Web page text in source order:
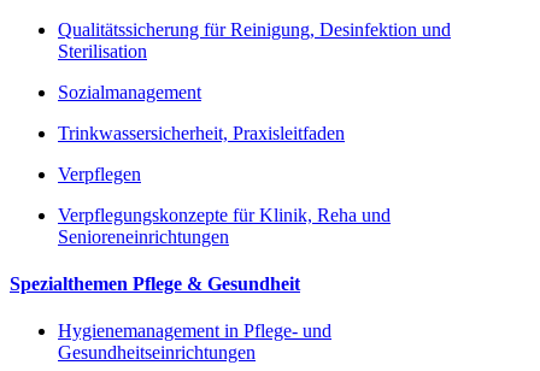
Qualitätssicherung für Reinigung, Desinfektion und
Sterilisation
Sozialmanagement
Trinkwassersicherheit, Praxisleitfaden
Verpflegen
Verpflegungskonzepte für Klinik, Reha und
Senioreneinrichtungen
Spezialthemen Pflege & Gesundheit
Hygienemanagement in Pflege- und
Gesundheitseinrichtungen